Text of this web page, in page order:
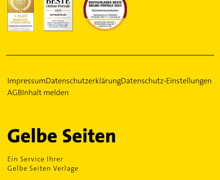
ImpressumDatenschutzerklärungDatenschutz-Einstellungen
AGBInhalt melden
Ein Service Ihrer
Gelbe Seiten Verlage